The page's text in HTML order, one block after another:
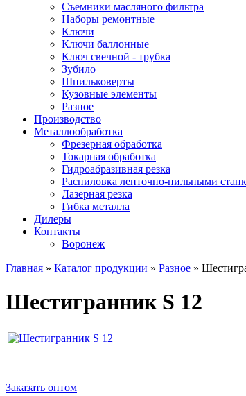
Съемники масляного фильтра
Наборы ремонтные
Ключи
Ключи баллонные
Ключ свечной - трубка
Зубило
Шпильковерты
Кузовные элементы
Разное
Производство
Металлообработка
Фрезерная обработка
Токарная обработка
Гидроабразивная резка
Распиловка ленточно-пильными
Лазерная резка
Гибка металла
Дилеры
Контакты
Воронеж
Главная » Каталог продукции » Разное »
Шестигранник S 12
Заказать оптом